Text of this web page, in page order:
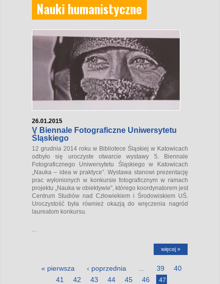
Nauki humanistyczne
26.01.2015
V Biennale Fotograficzne Uniwersytetu
Śląskiego
12 grudnia 2014 roku w Bibliotece Śląskiej w Katowicach
odbyło się uroczyste otwarcie wystawy 5. Biennale
Fotograficznego Uniwersytetu Śląskiego w Katowicach
„Nauka – idea w praktyce”. Wystawa stanowi prezentację
prac wyłonionych w konkursie fotograficznym w ramach
projektu „Nauka w obiektywie”, którego koordynatorem jest
Centrum Studiów nad Człowiekiem i Środowiskiem UŚ.
Uroczystość była również okazją do wręczenia nagród
laureatom konkursu.
więcej »
« pierwsza ‹ poprzednia 39
40
41
42 43 44 45 46 47